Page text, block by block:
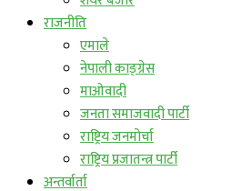
राजनीति
एमाले
नेपाली काङ्ग्रेस
माओवादी
जनता समाजवादी पार्टी
राष्ट्रिय जनमोर्चा
राष्ट्रिय प्रजातन्त्र पार्टी
अन्तर्वार्ता